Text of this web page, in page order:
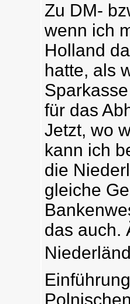
Zu DM-
wenn ich
Holland
hatte, als
für das
Jetzt, wo
kann ich
die
gleiche
das auch.